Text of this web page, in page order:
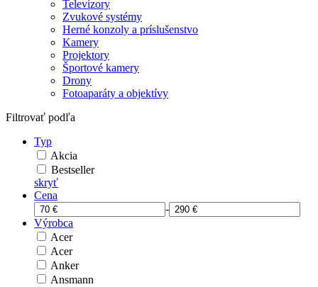
Televízory
Zvukové systémy
Herné konzoly a príslušenstvo
Kamery
Projektory
Športové kamery
Drony
Fotoaparáty a objektívy
Filtrovať podľa
Typ
Akcia
Bestseller
skryť
Cena
-
Výrobca
Acer
Acer
Anker
Ansmann